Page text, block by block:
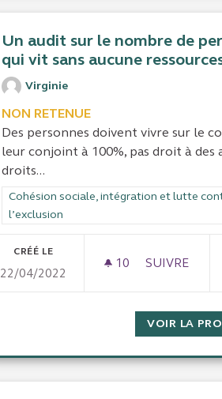
Un audit sur le nombre de
qui vit sans aucune
Virginie
NON RETENUE
Des personnes doivent vivre sur le
leur conjoint à 100%, pas droit à des
droits...
Filtrer les résultats de la catégorie :
Cohésion sociale, intégration et lutte
l’exclusion
CRÉÉ LE
22/04/2022
10 10 ABONNÉS
SUIVRE
UN AUDIT
VOIR LA